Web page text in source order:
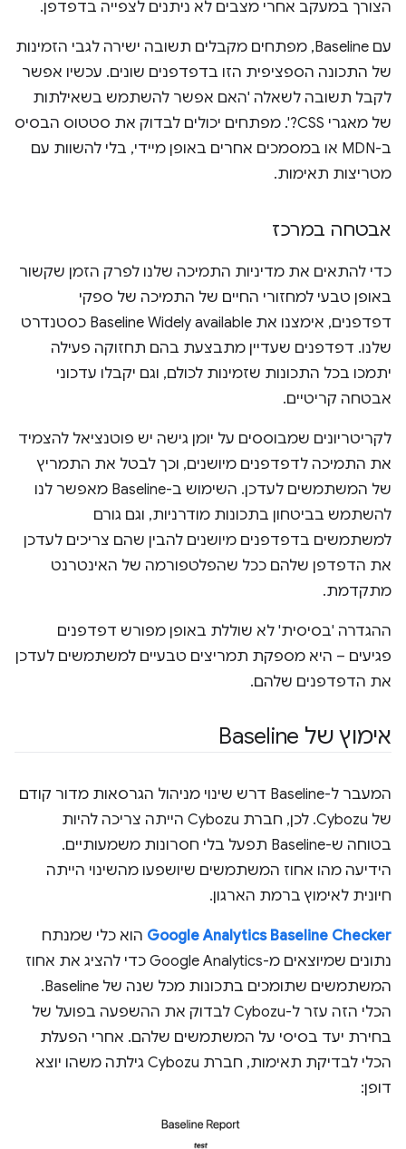
הצורך במעקב אחרי מצבים לא ניתנים לצפייה בדפדפן.
עם Baseline, מפתחים מקבלים תשובה ישירה לגבי הזמינות
של התכונה הספציפית הזו בדפדפנים שונים. עכשיו אפשר
לקבל תשובה לשאלה 'האם אפשר להשתמש בשאילתות
של מאגרי CSS?'. מפתחים יכולים לבדוק את סטטוס הבסיס
ב-MDN או במסמכים אחרים באופן מיידי, בלי להשוות עם
מטריצות תאימות.
אבטחה במרכז
כדי להתאים את מדיניות התמיכה שלנו לפרק הזמן שקשור
באופן טבעי למחזורי החיים של התמיכה של ספקי
דפדפנים, אימצנו את Baseline Widely available כסטנדרט
שלנו. דפדפנים שעדיין מתבצעת בהם תחזוקה פעילה
יתמכו בכל התכונות שזמינות לכולם, וגם יקבלו עדכוני
אבטחה קריטיים.
לקריטריונים שמבוססים על יומן גישה יש פוטנציאל להצמיד
את התמיכה לדפדפנים מיושנים, וכך לבטל את התמריץ
של המשתמשים לעדכן. השימוש ב-Baseline מאפשר לנו
להשתמש בביטחון בתכונות מודרניות, וגם גורם
למשתמשים בדפדפנים מיושנים להבין שהם צריכים לעדכן
את הדפדפן שלהם ככל שהפלטפורמה של האינטרנט
מתקדמת.
ההגדרה 'בסיסית' לא שוללת באופן מפורש דפדפנים
פגיעים – היא מספקת תמריצים טבעיים למשתמשים לעדכן
את הדפדפנים שלהם.
אימוץ של Baseline
המעבר ל-Baseline דרש שינוי מניהול הגרסאות מדור קודם
של Cybozu. לכן, חברת Cybozu הייתה צריכה להיות
בטוחה ש-Baseline תפעל בלי חסרונות משמעותיים.
הידיעה מהו אחוז המשתמשים שיושפעו מהשינוי הייתה
חיונית לאימוץ ברמת הארגון.
Google Analytics Baseline Checker הוא כלי שמנתח
נתונים שמיוצאים מ-Google Analytics כדי להציג את אחוז
המשתמשים שתומכים בתכונות מכל שנה של Baseline.
הכלי הזה עזר ל-Cybozu לבדוק את ההשפעה בפועל של
בחירת יעד בסיסי על המשתמשים שלהם. אחרי הפעלת
הכלי לבדיקת תאימות, חברת Cybozu גילתה משהו יוצא
דופן: